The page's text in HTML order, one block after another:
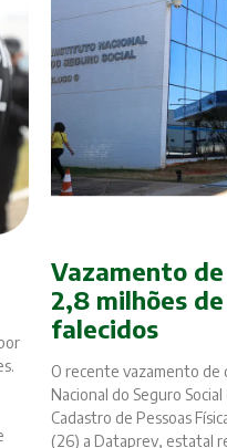
Vazamento de
2,8 milhões
falecidos
O recente vazamento
Nacional do Seguro
Cadastro de Pessoas
(26) a Dataprev, estatal